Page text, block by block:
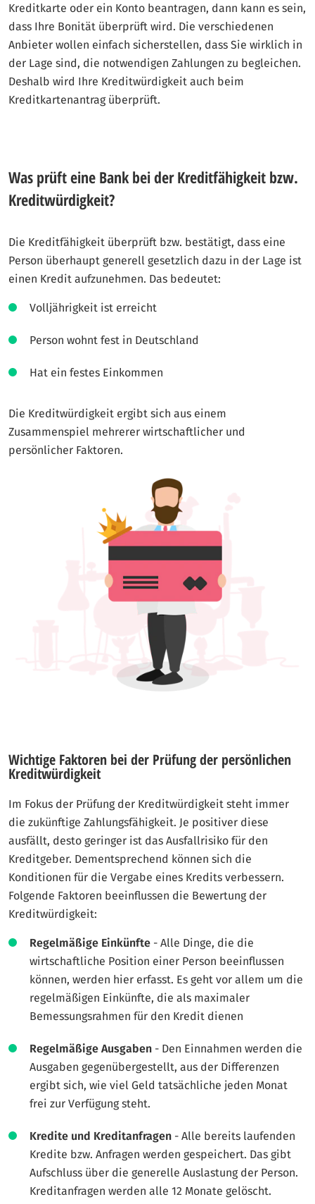
Kreditkarte oder ein Konto beantragen, dann kann es sein,
dass Ihre Bonität überprüft wird. Die verschiedenen
Anbieter wollen einfach sicherstellen, dass Sie wirklich in
der Lage sind, die notwendigen Zahlungen zu begleichen.
Deshalb wird Ihre Kreditwürdigkeit auch beim
Kreditkartenantrag überprüft.
Was prüft eine Bank bei der Kreditfähigkeit bzw.
Kreditwürdigkeit?
Die Kreditfähigkeit überprüft bzw. bestätigt, dass eine
Person überhaupt generell gesetzlich dazu in der Lage ist
einen Kredit aufzunehmen. Das bedeutet:
Volljährigkeit ist erreicht
Person wohnt fest in Deutschland
Hat ein festes Einkommen
Die Kreditwürdigkeit ergibt sich aus einem
Zusammenspiel mehrerer wirtschaftlicher und
persönlicher Faktoren.
Wichtige Faktoren bei der Prüfung der persönlichen
Kreditwürdigkeit
Im Fokus der Prüfung der Kreditwürdigkeit steht immer
die zukünftige Zahlungsfähigkeit. Je positiver diese
ausfällt, desto geringer ist das Ausfallrisiko für den
Kreditgeber. Dementsprechend können sich die
Konditionen für die Vergabe eines Kredits verbessern.
Folgende Faktoren beeinflussen die Bewertung der
Kreditwürdigkeit:
Regelmäßige Einkünfte - Alle Dinge, die die
wirtschaftliche Position einer Person beeinflussen
können, werden hier erfasst. Es geht vor allem um die
regelmäßigen Einkünfte, die als maximaler
Bemessungsrahmen für den Kredit dienen
Regelmäßige Ausgaben - Den Einnahmen werden die
Ausgaben gegenübergestellt, aus der Differenzen
ergibt sich, wie viel Geld tatsächliche jeden Monat
frei zur Verfügung steht.
Kredite und Kreditanfragen - Alle bereits laufenden
Kredite bzw. Anfragen werden gespeichert. Das gibt
Aufschluss über die generelle Auslastung der Person.
Kreditanfragen werden alle 12 Monate gelöscht.